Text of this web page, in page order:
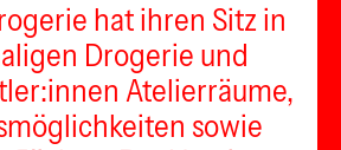
hat ihren Sitz in
Drogerie und
Atelierräume,
sowie